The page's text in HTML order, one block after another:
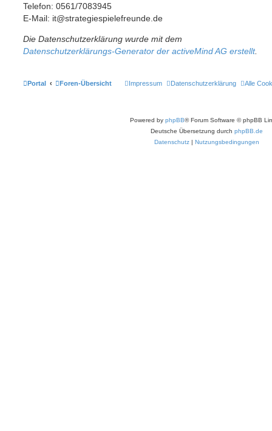
Telefon: 0561/7083945
E-Mail: it@strategiespielefreunde.de
Die Datenschutzerklärung wurde mit dem
Datenschutzerklärungs-Generator der activeMind AG erstellt.
Portal Foren-Übersicht Alle
Datenschutzerklärung
Impressum
Powered by phpBB® Forum Software © phpBB
Deutsche Übersetzung durch phpBB.de
Datenschutz | Nutzungsbedingungen